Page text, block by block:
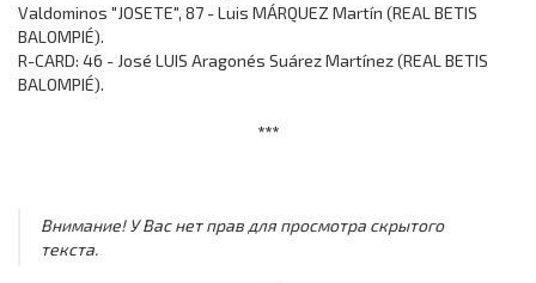
Valdominos "JOSETE", 87 - Luis MÁRQUEZ Martín (REAL BETIS
BALOMPIÉ).
R-CARD: 46 - José LUIS Aragonés Suárez Martínez (REAL BETIS
BALOMPIÉ).
***
Внимание! У Вас нет прав для просмотра скрытого
текста.